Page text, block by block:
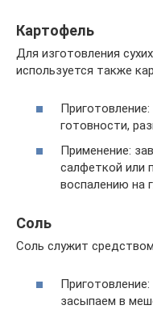
Картофель
Для изготовления
используется также
готовности,
Применение:
салфеткой или
воспалению на
Соль
Соль служит
засыпаем в